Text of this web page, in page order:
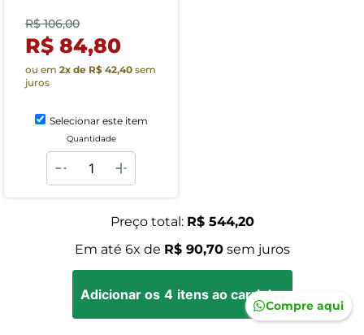
Compre aqui
R$ 106,00
R$ 84,80
ou em 2x de R$ 42,40 sem
juros
Selecionar este item
Quantidade
Preço total: R$ 544,20
Em até 6x de R$ 90,70sem juros
Adicionar os 4 itens ao carrinho